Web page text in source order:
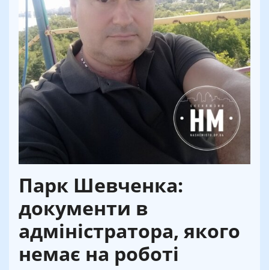
Парк Шевченка:
документи в
адміністратора, якого
немає на роботі